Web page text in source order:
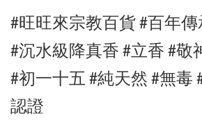
#旺旺來宗教百貨 #百年
#沉水級 降真香 #立香 #敬
#初一十五 #純天然 #無毒
認證